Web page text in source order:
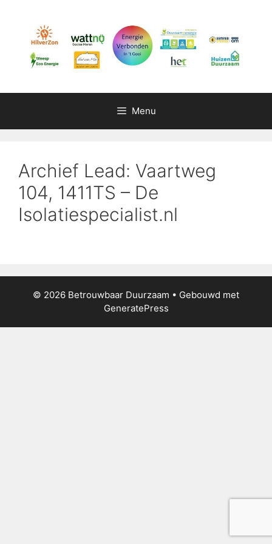
inhoud
Menu
Archief Lead: Vaartweg
104, 1411TS – De
Isolatiespecialist.nl
© 2026 Betrouwbaar Duurzaam • Gebouwd met
GeneratePress